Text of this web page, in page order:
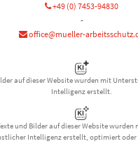
+49 (0) 7453-94830
-
office@mueller-
auf dieser Website wurden mit
Intelligenz erstellt.
und Bilder auf dieser Website
Intelligenz erstellt, optimiert oder